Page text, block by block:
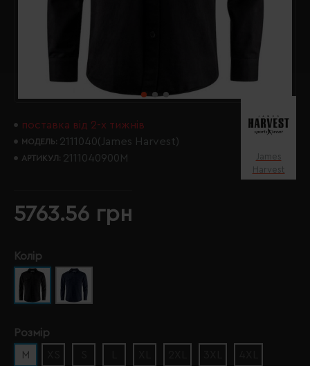
поставка від 2-х тижнів
МОДЕЛЬ: 2111040(James Harvest)
АРТИКУЛ: 2111040900M
James
Harvest
5763.56 грн
Колір
Розмір
M